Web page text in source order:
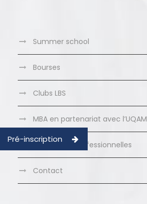
Summer school
Bourses
Clubs LBS
MBA en partenariat avec l’UQAM
Formations Professionnelles
Contact
Pré-inscription